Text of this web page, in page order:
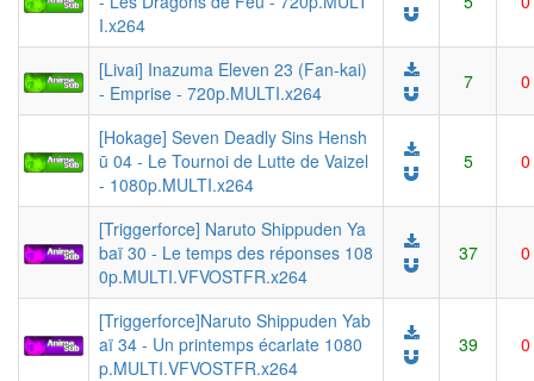
I.x264
[Livai] Inazuma Eleven 23 (Fan-kai)
- Emprise - 720p.MULTI.x264
7 0
[Hokage] Seven Deadly Sins Hensh
ū 04 - Le Tournoi de Lutte de Vaizel
- 1080p.MULTI.x264
5 0
[Triggerforce] Naruto Shippuden Ya
baï 30 - Le temps des réponses 108
0p.MULTI.VFVOSTFR.x264
37 0
[Triggerforce]Naruto Shippuden Yab
aï 34 - Un printemps écarlate 1080
p.MULTI.VFVOSTFR.x264
39 0